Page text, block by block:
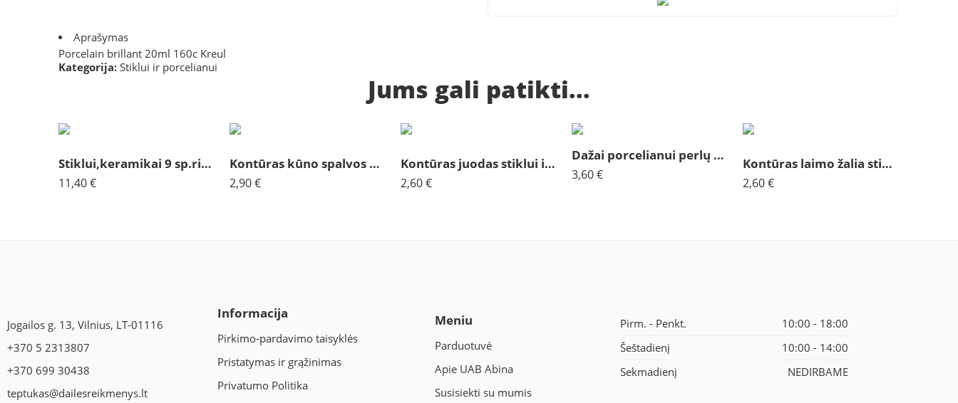
Aprašymas
Porcelain brillant 20ml 160c Kreul
Kategorija: Stiklui ir porcelianui
Jums gali patikti...
Stiklui,keramikai 9 sp.rinkinys Decola
11,40€
Kontūras kūno spalvos Decola
2,90€
Kontūras juodas stiklui ir keramikai
2,60€
Dažai porcelianui perlų balti
3,60€
Kontūras laimo žalia stiklui ir keramikai
2,60€
Jogailos g. 13, Vilnius, LT-01116
+370 5 2313807
+370 699 30438
teptukas@dailesreikmenys.lt
Informacija
Pirkimo-pardavimo taisyklės
Pristatymas ir grąžinimas
Privatumo Politika
Meniu
Parduotuvė
Apie UAB Abina
Susisiekti su mumis
Pirm. - Penkt.
10:00 - 18:00
Šeštadienį
10:00 - 14:00
Sekmadienį
NEDIRBAME